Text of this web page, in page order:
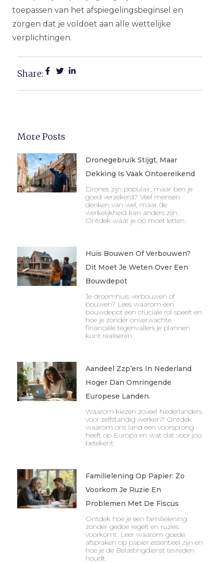
toepassen van het afspiegelingsbeginsel en
zorgen dat je voldoet aan alle wettelijke
verplichtingen.
Share:
More Posts
Dronegebruik Stijgt, Maar
Dekking Is Vaak Ontoereikend
Drones zijn populair, maar ben je
goed verzekerd? Veel mensen
denken van wel, maar de
werkelijkheid kan anders zijn.
Ontdek waar je op moet letten.
Huis Bouwen Of Verbouwen?
Dit Moet Je Weten Over Een
Bouwdepot
Je droomhuis verbouwen of
bouwen? Lees waarom een
bouwdepot een cruciale rol speelt en
hoe je zonder onverwachte
financiële tegenvallers je plannen
kunt realiseren.
Aandeel Zzp’ers In Nederland
Hoger Dan Omringende
Europese Landen.
Waarom kiezen zoveel Nederlanders
voor zelfstandig werken? Ontdek
waarom ons land een voorsprong
heeft op Europa en wat dat voor jou
betekent.
Familielening Op Papier: Zo
Voorkom Je Ruzie En
Problemen Met De Fiscus
Ontdek hoe je een familielening
zonder gedoe regelt en ruzies
voorkomt. Leer waarom goede
afspraken op papier essentieel zijn en
hoe je de Belastingdienst tevreden
houdt.